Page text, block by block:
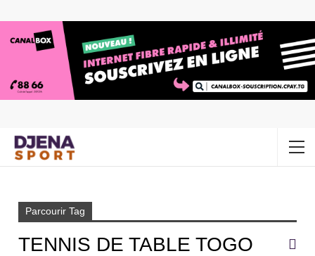
Parcourir Tag
TENNIS DE TABLE TOGO